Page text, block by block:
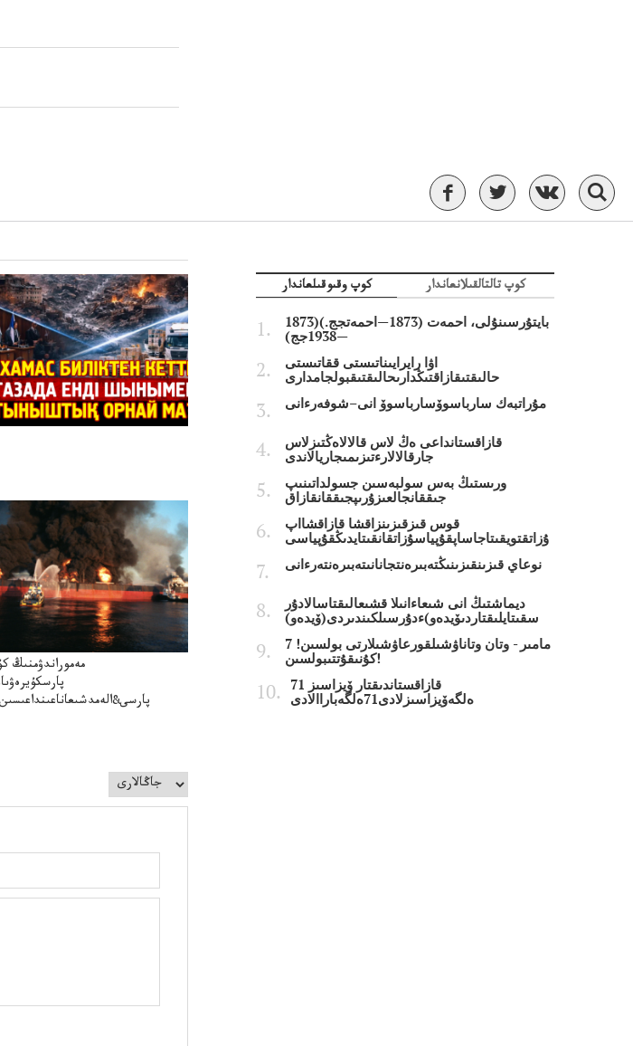
مەموراندۋمنىڭ
كوپ وقىوقىلعاندار كوپ تالتالقىلانعاندار
بايتۇرسىنۇلى، احمەت (1873—احمەتجج.)(1873
—1938جج)
اۋا رايرايىناتىستى ققاتىستى
حالىقتىقازاقتىڭدارىحالىقتىقبولجامدارى
مۇراتبەك سارباسوۆسارباسوۆ انى–شوفەرءانى
قازاقستانداعى ەڭ لاس قالالاەڭتىزلاس
جارقالالارءتىزىمىجاريالاندى
ورىستىڭ بەس سولبەسىن جسولداتىنىپ
جىققانجالعىزۇرىپجىققانقازاق
قوس قىزقىزىنزاقشا قازاقشااپ
ۇزاتقتويقىتاجاساپقۇپياسۇزاتقانقىتايدىڭقۇپياسى
نوعاي قىزىنقىزىنىڭتەبىرەنتجانانىتەبىرەنتەرءانى
ديماشتىڭ انى شىعاءانىلا قشىعالىقتاسالادۇر
سقىتايلىقتاردىۆيدەو)ءدۇرسىلكىندىردى(ۆيدەو)
7 مامىر - وتان وتاناۋشىلقورعاۋشىلارتى بولسىن!
كۇنىقۇتتىبولسىن!
قازاقستاندىقتار ۆيزاسىز 71
ەلگەۆيزاسىزلادى71ەلگەباراالادى